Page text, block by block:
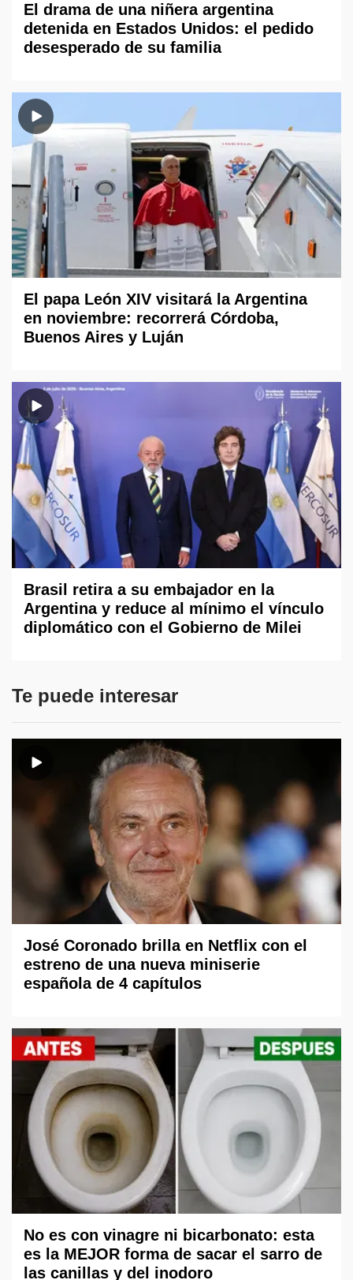
El drama de una niñera argentina
detenida en Estados Unidos: el pedido
desesperado de su familia
El papa León XIV visitará la Argentina
en noviembre: recorrerá Córdoba,
Buenos Aires y Luján
Brasil retira a su embajador en la
Argentina y reduce al mínimo el vínculo
diplomático con el Gobierno de Milei
Te puede interesar
José Coronado brilla en Netflix con el
estreno de una nueva miniserie
española de 4 capítulos
No es con vinagre ni bicarbonato: esta
es la MEJOR forma de sacar el sarro de
las canillas y del inodoro